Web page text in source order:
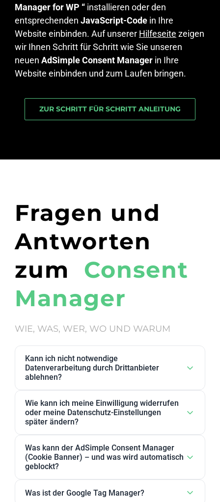
Manager for WP “ installieren oder den
entsprechenden JavaScript-Code in Ihre
Website einbinden. Auf unserer Hilfeseite zeigen
wir Ihnen Schritt für Schritt wie Sie unseren
neuen AdSimple Consent Manager in Ihre
Website einbinden und zum Laufen bringen.
ZUR SCHRITT FÜR SCHRITT ANLEITUNG
Fragen und
Antworten
zum Consent
Manager
WIE, WAS, WER, WO UND WARUM
Kann ich nicht notwendige
Datenverarbeitung durch Drittanbieter
ablehnen?
nicht notwendig eingestuft haben, kann in den
Datenschutz-Einstellungen abgelehnt werden. Sie
Zweckgruppen akzeptieren oder ablehnen.
Wie kann ich meine Einwilligung widerrufen
oder meine Datenschutz-Einstellungen
später ändern?
ändern. Außerdem können Sie Ihre Zustimmung
jederzeit widerrufen, indem Sie Ihre Einwilligungen
Was kann der AdSimple Consent Manager
(Cookie Banner) – und was wird automatisch
geblockt?
JavaScript-Lösung oder WordPress-Plugin verfügbar
Was ist der Google Tag Manager?